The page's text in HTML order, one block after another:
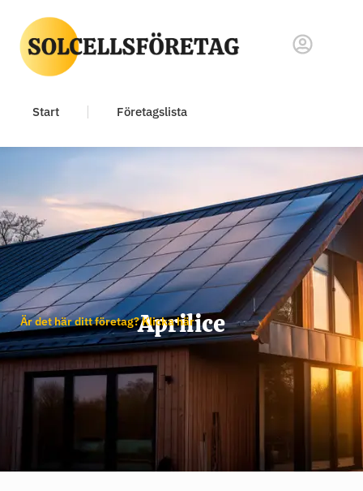
Start Företagslista
Aprilice
Är det här ditt företag? Klicka här